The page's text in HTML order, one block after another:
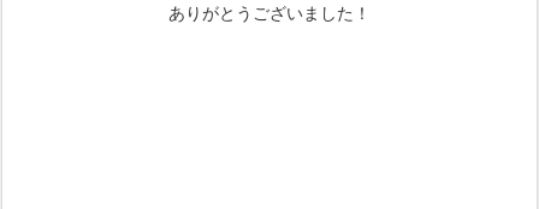
ありがとうございました！